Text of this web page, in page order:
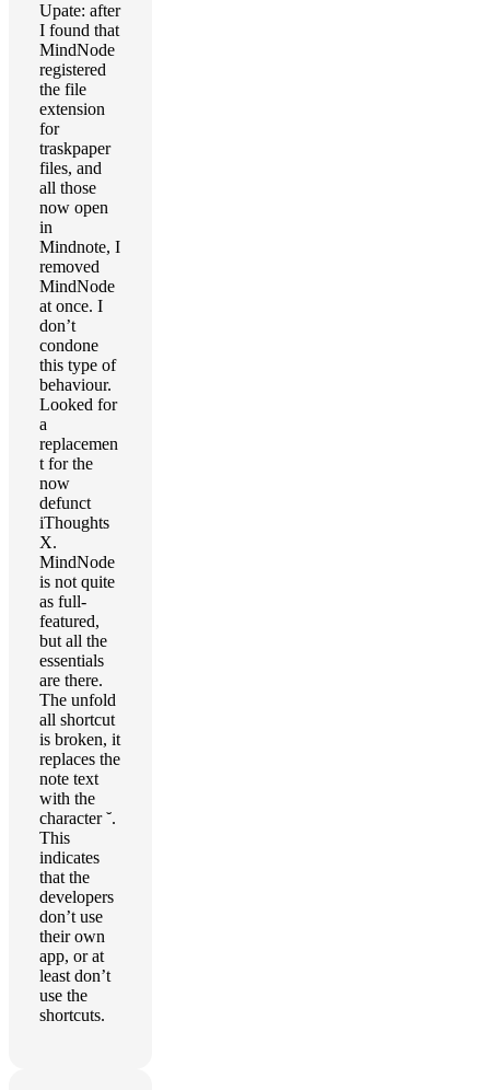
Upate: after
I found that
MindNode
registered
the file
extension
for
traskpaper
files, and
all those
now open
in
Mindnote, I
removed
MindNode
at once. I
don’t
condone
this type of
behaviour.
Looked for
a
replacemen
t for the
now
defunct
iThoughts
X.
MindNode
is not quite
as full-
featured,
but all the
essentials
are there.
The unfold
all shortcut
is broken, it
replaces the
note text
with the
character ˘.
This
indicates
that the
developers
don’t use
their own
app, or at
least don’t
use the
shortcuts.